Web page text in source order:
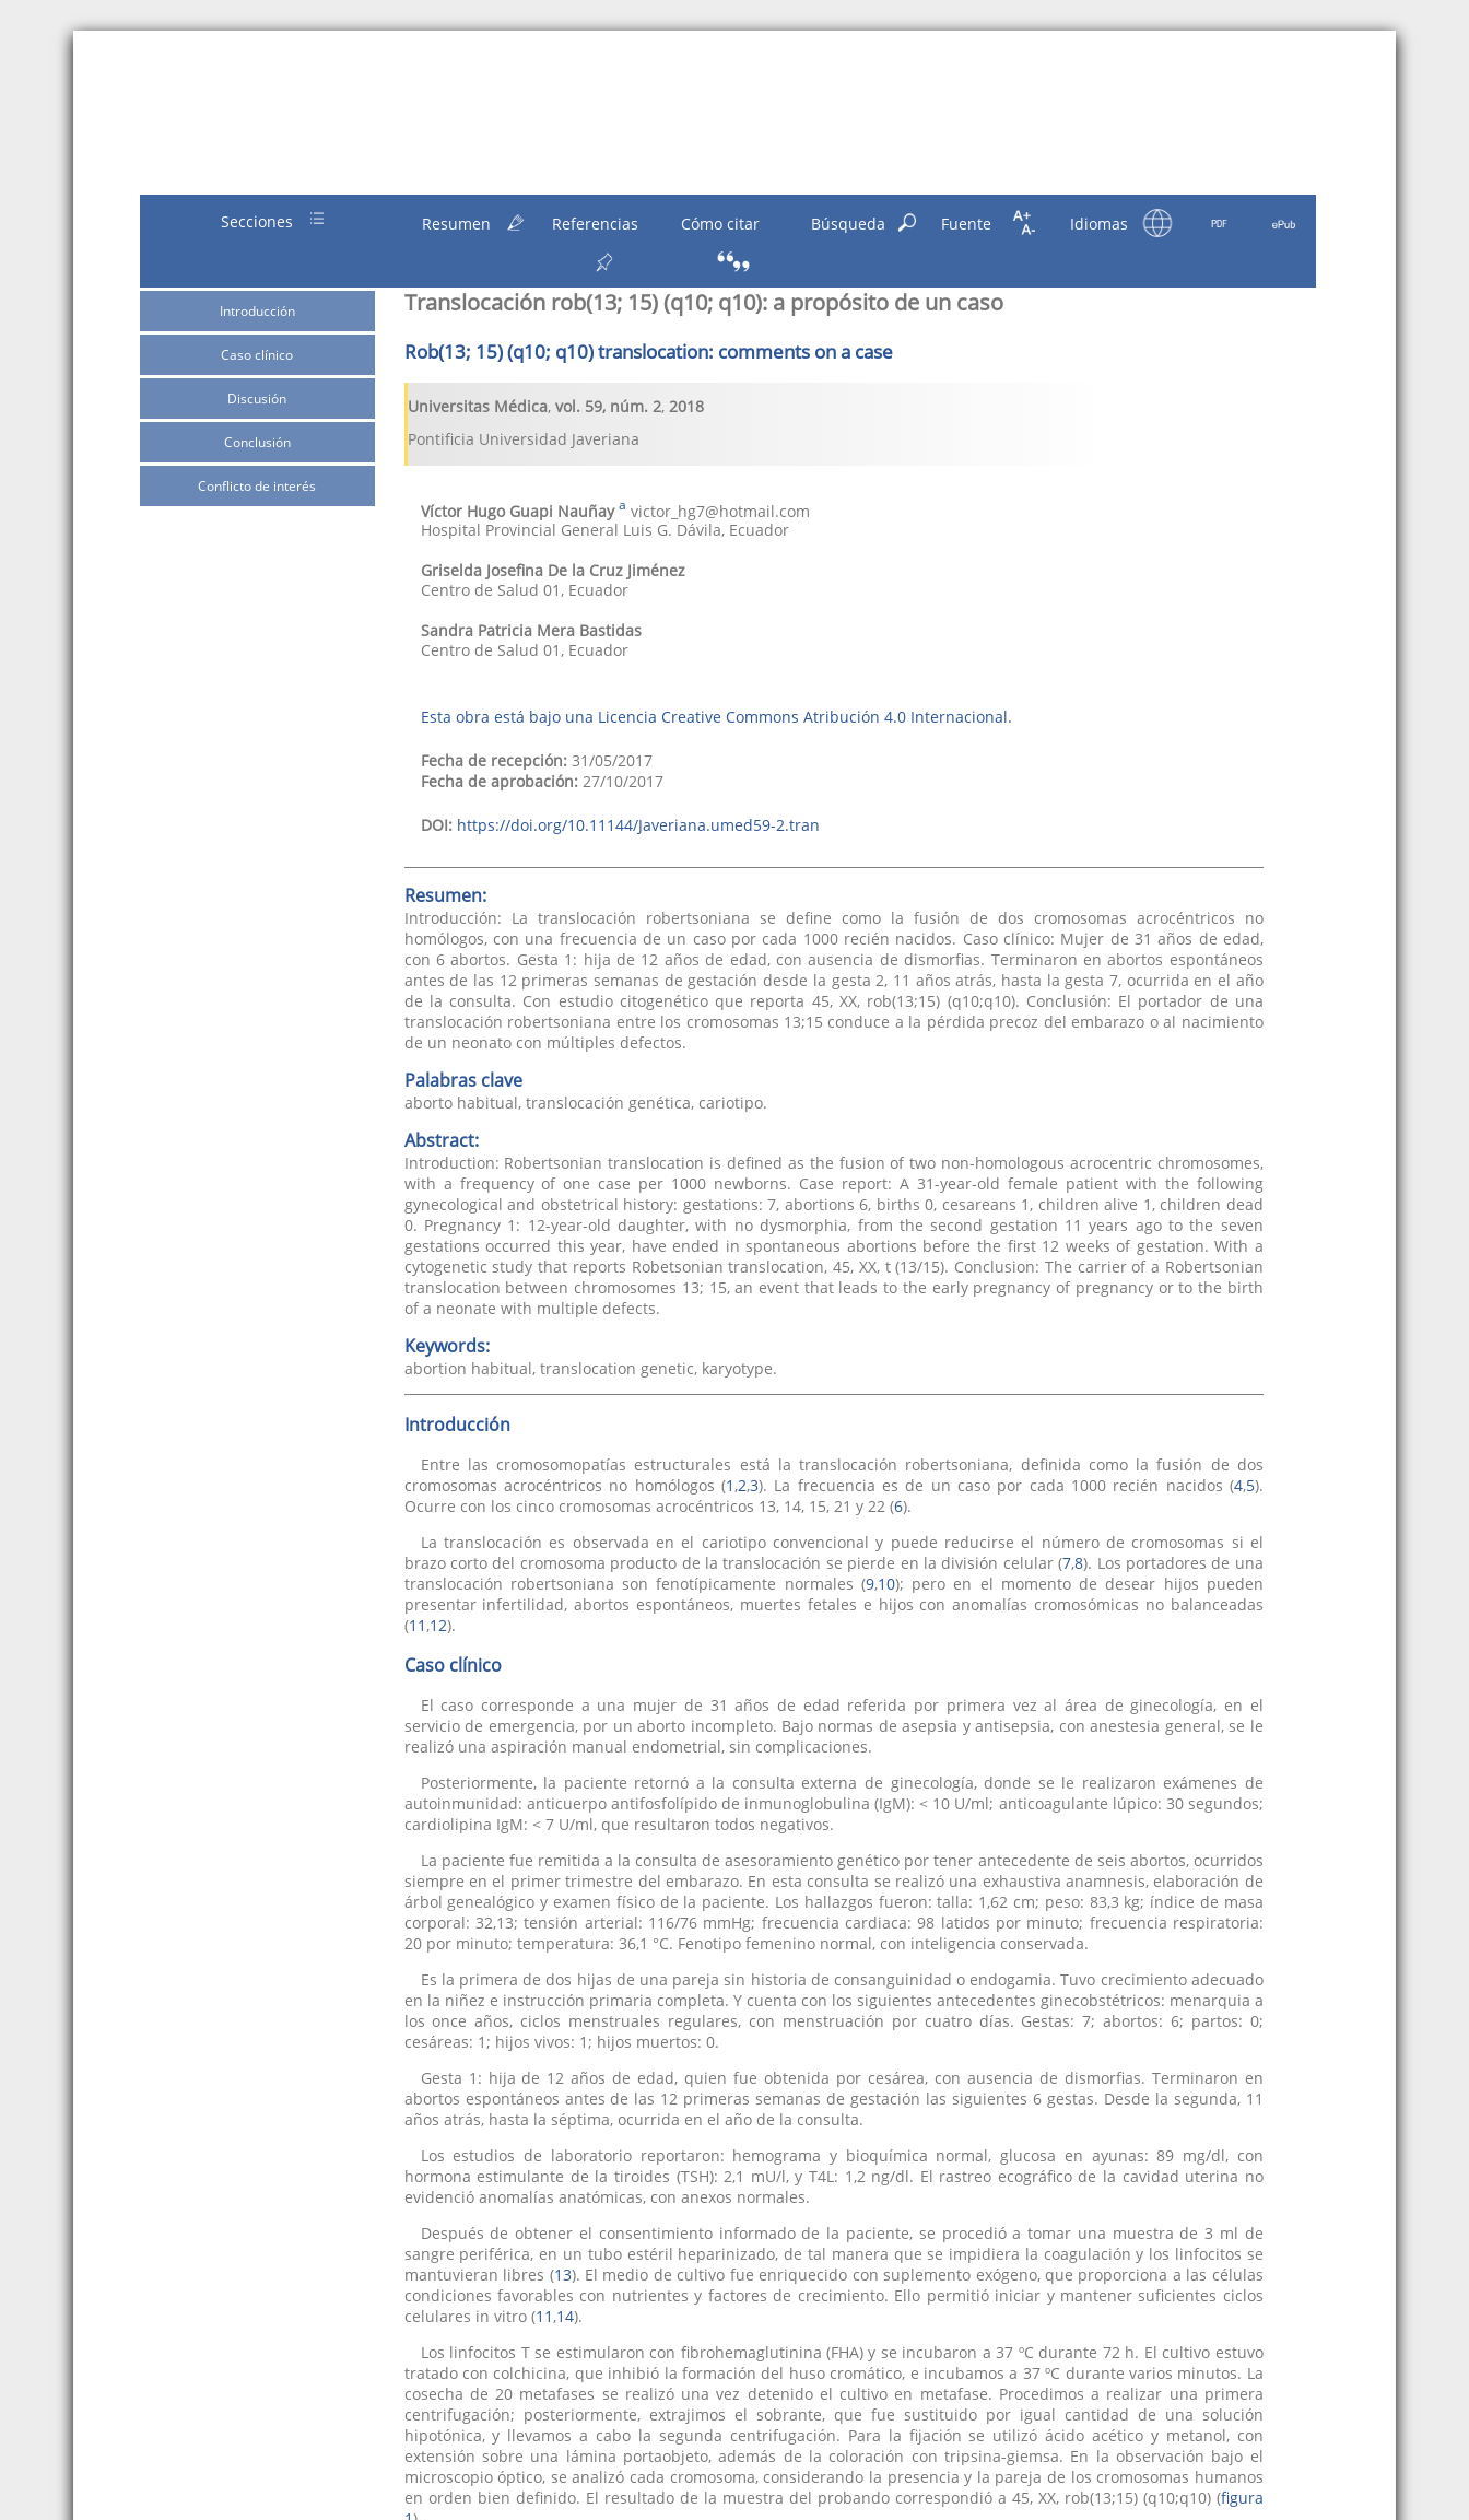
Secciones
Introducción
Caso clínico
Discusión
Conclusión
Conflicto de interés
Resumen Referencias Cómo citar Búsqueda Fuente Idiomas
Translocación rob(13; 15) (q10; q10): a propósito de un caso
Rob(13; 15) (q10; q10) translocation: comments on a case
Universitas Médica, vol. 59, núm. 2, 2018
Pontificia Universidad Javeriana
Víctor Hugo Guapi Nauñay a victor_hg7@hotmail.com
Hospital Provincial General Luis G. Dávila, Ecuador
Griselda Josefina De la Cruz Jiménez
Centro de Salud 01 , Ecuador
Sandra Patricia Mera Bastidas
Centro de Salud 01 , Ecuador
Esta obra está bajo una Licencia Creative Commons Atribución 4.0 Internacional.
Fecha de recepción: 31/05/2017
Fecha de aprobación: 27/10/2017
DOI: https://doi.org/10.11144/Javeriana.umed59-2.tran
Resumen:
Introducción: La translocación robertsoniana se define como la fusión de dos cromosomas acrocéntricos no
homólogos, con una frecuencia de un caso por cada 1000 recién nacidos. Caso clínico: Mujer de 31 años de edad,
con 6 abortos. Gesta 1: hija de 12 años de edad, con ausencia de dismorfias. Terminaron en abortos espontáneos
antes de las 12 primeras semanas de gestación desde la gesta 2, 11 años atrás, hasta la gesta 7, ocurrida en el año
de la consulta. Con estudio citogenético que reporta 45, XX, rob(13;15) (q10;q10). Conclusión: El portador de una
translocación robertsoniana entre los cromosomas 13;15 conduce a la pérdida precoz del embarazo o al nacimiento
de un neonato con múltiples defectos.
Palabras clave
aborto habitual, translocación genética, cariotipo.
Abstract:
Introduction: Robertsonian translocation is defined as the fusion of two non-homologous acrocentric chromosomes,
with a frequency of one case per 1000 newborns. Case report: A 31-year-old female patient with the following
gynecological and obstetrical history: gestations: 7, abortions 6, births 0, cesareans 1, children alive 1, children dead
0. Pregnancy 1: 12-year-old daughter, with no dysmorphia, from the second gestation 11 years ago to the seven
gestations occurred this year, have ended in spontaneous abortions before the first 12 weeks of gestation. With a
cytogenetic study that reports Robetsonian translocation, 45, XX, t (13/15). Conclusion: The carrier of a Robertsonian
translocation between chromosomes 13; 15, an event that leads to the early pregnancy of pregnancy or to the birth
of a neonate with multiple defects.
Keywords:
abortion habitual, translocation genetic, karyotype.
Introducción
Entre las cromosomopatías estructurales está la translocación robertsoniana, definida como la fusión de dos
cromosomas acrocéntricos no homólogos (1 ,2,3). La frecuencia es de un caso por cada 1000 recién nacidos (4,5).
Ocurre con los cinco cromosomas acrocéntricos 13, 14, 15, 21 y 22 (6).
La translocación es observada en el cariotipo convencional y puede reducirse el número de cromosomas si el
brazo corto del cromosoma producto de la translocación se pierde en la división celular (7,8). Los portadores de una
translocación robertsoniana son fenotípicamente normales (9,10); pero en el momento de desear hijos pueden
presentar infertilidad, abortos espontáneos, muertes fetales e hijos con anomalías cromosómicas no balanceadas
(11 ,12).
Caso clínico
El caso corresponde a una mujer de 31 años de edad referida por primera vez al área de ginecología, en el
servicio de emergencia, por un aborto incompleto. Bajo normas de asepsia y antisepsia, con anestesia general, se le
realizó una aspiración manual endometrial, sin complicaciones.
Posteriormente, la paciente retornó a la consulta externa de ginecología, donde se le realizaron exámenes de
autoinmunidad: anticuerpo antifosfolípido de inmunoglobulina (IgM): < 10 U/ml; anticoagulante lúpico: 30 segundos;
cardiolipina IgM: < 7 U/ml, que resultaron todos negativos.
La paciente fue remitida a la consulta de asesoramiento genético por tener antecedente de seis abortos, ocurridos
siempre en el primer trimestre del embarazo. En esta consulta se realizó una exhaustiva anamnesis, elaboración de
árbol genealógico y examen físico de la paciente. Los hallazgos fueron: talla: 1,62 cm; peso: 83,3 kg; índice de masa
corporal: 32,13; tensión arterial: 116/76 mmHg; frecuencia cardiaca: 98 latidos por minuto; frecuencia respiratoria:
20 por minuto; temperatura: 36,1 °C. Fenotipo femenino normal, con inteligencia conservada.
Es la primera de dos hijas de una pareja sin historia de consanguinidad o endogamia. Tuvo crecimiento adecuado
en la niñez e instrucción primaria completa. Y cuenta con los siguientes antecedentes ginecobstétricos: menarquia a
los once años, ciclos menstruales regulares, con menstruación por cuatro días. Gestas: 7; abortos: 6; partos: 0;
cesáreas: 1; hijos vivos: 1; hijos muertos: 0.
Gesta 1: hija de 12 años de edad, quien fue obtenida por cesárea, con ausencia de dismorfias. Terminaron en
abortos espontáneos antes de las 12 primeras semanas de gestación las siguientes 6 gestas. Desde la segunda, 11
años atrás, hasta la séptima, ocurrida en el año de la consulta.
Los estudios de laboratorio reportaron: hemograma y bioquímica normal, glucosa en ayunas: 89 mg/dl, con
hormona estimulante de la tiroides (TSH): 2,1 mU/l, y T4L: 1,2 ng/dl. El rastreo ecográfico de la cavidad uterina no
evidenció anomalías anatómicas, con anexos normales.
Después de obtener el consentimiento informado de la paciente, se procedió a tomar una muestra de 3 ml de
sangre periférica, en un tubo estéril heparinizado, de tal manera que se impidiera la coagulación y los linfocitos se
mantuvieran libres (13). El medio de cultivo fue enriquecido con suplemento exógeno, que proporciona a las células
condiciones favorables con nutrientes y factores de crecimiento. Ello permitió iniciar y mantener suficientes ciclos
celulares in vitro (11 ,14).
Los linfocitos T se estimularon con fibrohemaglutinina (FHA) y se incubaron a 37 ºC durante 72 h. El cultivo estuvo
tratado con colchicina, que inhibió la formación del huso cromático, e incubamos a 37 ºC durante varios minutos. La
cosecha de 20 metafases se realizó una vez detenido el cultivo en metafase. Procedimos a realizar una primera
centrifugación; posteriormente, extrajimos el sobrante, que fue sustituido por igual cantidad de una solución
hipotónica, y llevamos a cabo la segunda centrifugación. Para la fijación se utilizó ácido acético y metanol, con
extensión sobre una lámina portaobjeto, además de la coloración con tripsina-giemsa. En la observación bajo el
microscopio óptico, se analizó cada cromosoma, considerando la presencia y la pareja de los cromosomas humanos
en orden bien definido. El resultado de la muestra del probando correspondió a 45, XX, rob(13;15) (q10;q10) (figura